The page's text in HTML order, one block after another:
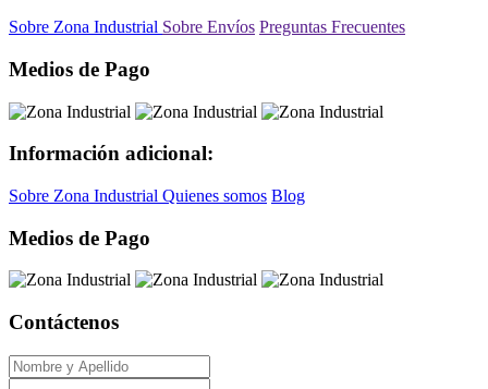
Sobre Zona Industrial Sobre Envíos Preguntas Frecuentes
Medios de Pago
Información adicional:
Sobre Zona Industrial Quienes somos Blog
Medios de Pago
Contáctenos